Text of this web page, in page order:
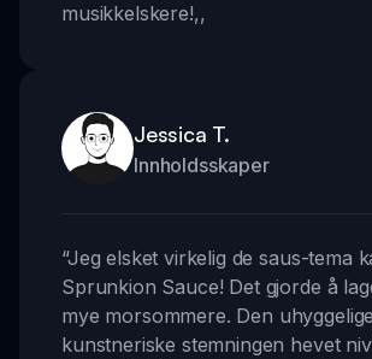
musikkelskere!,,
Jessica T.
Innholdsskaper
“Jeg elsket virkelig de saus-tema
Sprunkion Sauce! Det gjorde å
mye morsommere. Den
kunstneriske stemningen hevet